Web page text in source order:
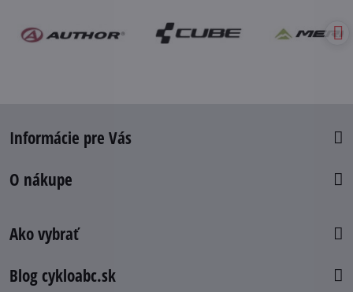
Informácie pre Vás
O nákupe
Ako vybrať
Blog cykloabc.sk